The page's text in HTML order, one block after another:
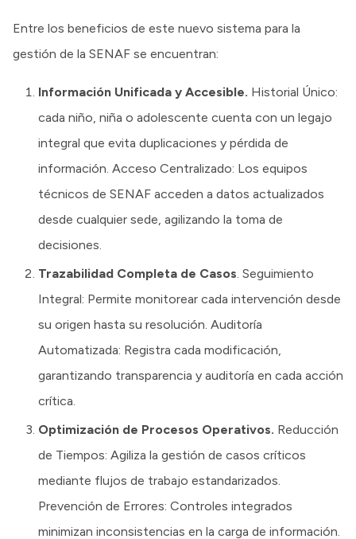
Entre los beneficios de este nuevo sistema para la
gestión de la SENAF se encuentran:
Información Unificada y Accesible. Historial Único:
cada niño, niña o adolescente cuenta con un legajo
integral que evita duplicaciones y pérdida de
información. Acceso Centralizado: Los equipos
técnicos de SENAF acceden a datos actualizados
desde cualquier sede, agilizando la toma de
decisiones.
Trazabilidad Completa de Casos . Seguimiento
Integral: Permite monitorear cada intervención desde
su origen hasta su resolución. Auditoría
Automatizada: Registra cada modificación,
garantizando transparencia y auditoría en cada acción
crítica.
Optimización de Procesos Operativos. Reducción
de Tiempos: Agiliza la gestión de casos críticos
mediante flujos de trabajo estandarizados.
Prevención de Errores: Controles integrados
minimizan inconsistencias en la carga de información.